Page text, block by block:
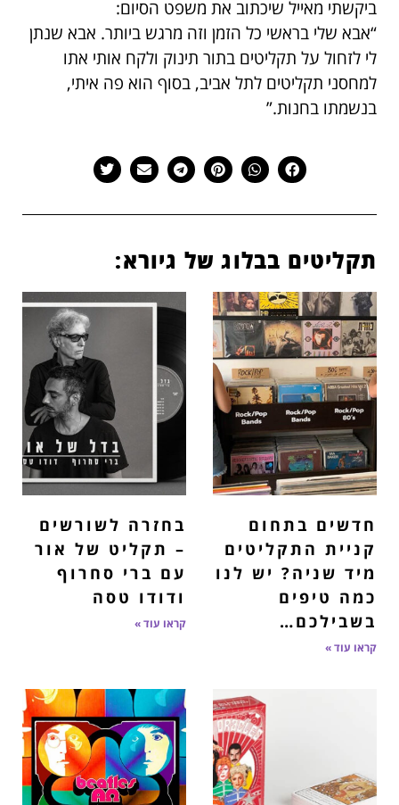
ביקשתי מאייל שיכתוב את משפט הסיום:
“אבא שלי בראשי כל הזמן וזה מרגש ביותר. אבא שנתן
לי לזחול על תקליטים בתור תינוק ולקח אותי אתו
למחסני תקליטים לתל אביב, בסוף הוא פה איתי,
בנשמתו בחנות.”
תקליטים בבלוג של גיורא:
חדשים בתחום
קניית התקליטים
מיד שניה? יש לנו
כמה טיפים
בשבילכם…
קראו עוד »
בחזרה לשורשים
– תקליט של אור
עם ברי סחרוף
ודודו טסה
קראו עוד »